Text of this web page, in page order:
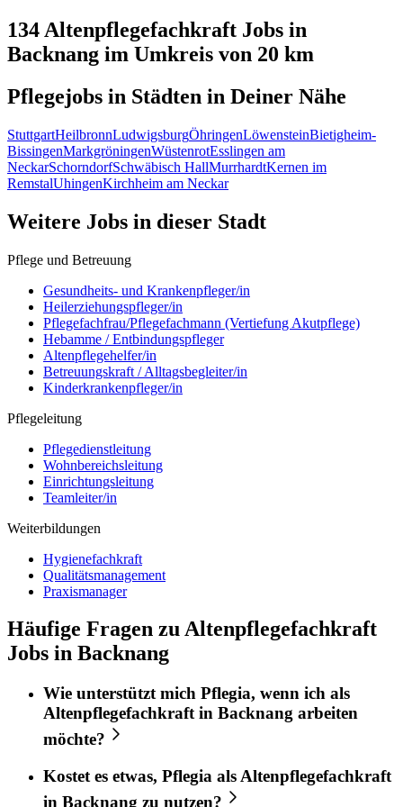
134 Altenpflegefachkraft Jobs in
Backnang im Umkreis von 20 km
Pflegejobs in Städten in Deiner Nähe
StuttgartHeilbronnLudwigsburgÖhringenLöwensteinBietigheim-
BissingenMarkgröningenWüstenrotEsslingen am
NeckarSchorndorfSchwäbisch HallMurrhardtKernen im
RemstalUhingenKirchheim am Neckar
Weitere Jobs in dieser Stadt
Pflege und Betreuung
Gesundheits- und Krankenpfleger/in
Heilerziehungspfleger/in
Pflegefachfrau/Pflegefachmann (Vertiefung Akutpflege)
Hebamme / Entbindungspfleger
Altenpflegehelfer/in
Betreuungskraft / Alltagsbegleiter/in
Kinderkrankenpfleger/in
Pflegeleitung
Pflegedienstleitung
Wohnbereichsleitung
Einrichtungsleitung
Teamleiter/in
Weiterbildungen
Hygienefachkraft
Qualitätsmanagement
Praxismanager
Häufige Fragen zu Altenpflegefachkraft
Jobs in Backnang
Wie unterstützt mich Pflegia, wenn ich als
Altenpflegefachkraftin Backnang arbeiten
möchte?
Kostet es etwas, Pflegia als Altenpflegefachkraft
in Backnang zu nutzen?